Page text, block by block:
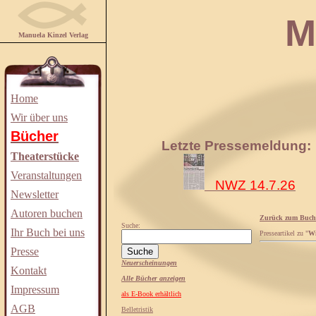
Manuela Kinzel Verlag
Home
Wir über uns
Bücher
Theaterstücke
Veranstaltungen
Newsletter
Autoren buchen
Ihr Buch bei uns
Presse
Kontakt
Impressum
AGB
Letzte Pressemeldung:
NWZ 14.7.26
Suche:
Neuerscheinungen
Alle Bücher anzeigen
als E-Book erhältlich
Belletristik
Zurück zum Buch
Presseartikel zu "